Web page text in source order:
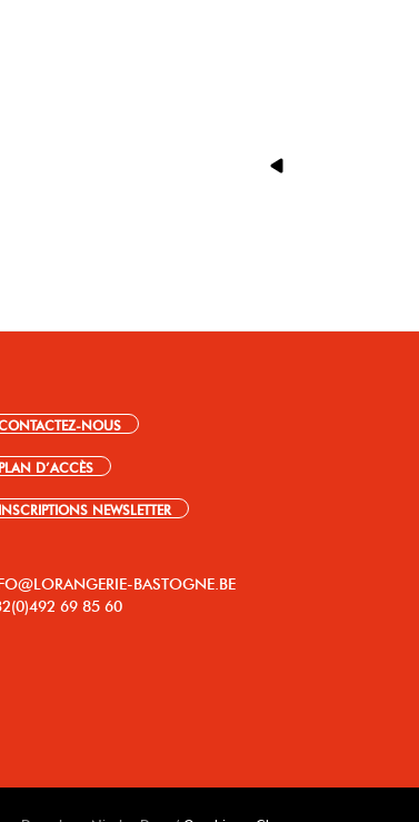
NOUS
PLAN D’ACCÈS
INSCRIPTIONS NEWSLETTER
BASTOGNE.BE
69 85 60